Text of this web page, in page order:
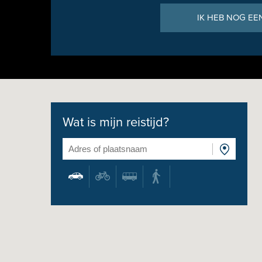
IK HEB NOG
Wat is mijn reistijd?